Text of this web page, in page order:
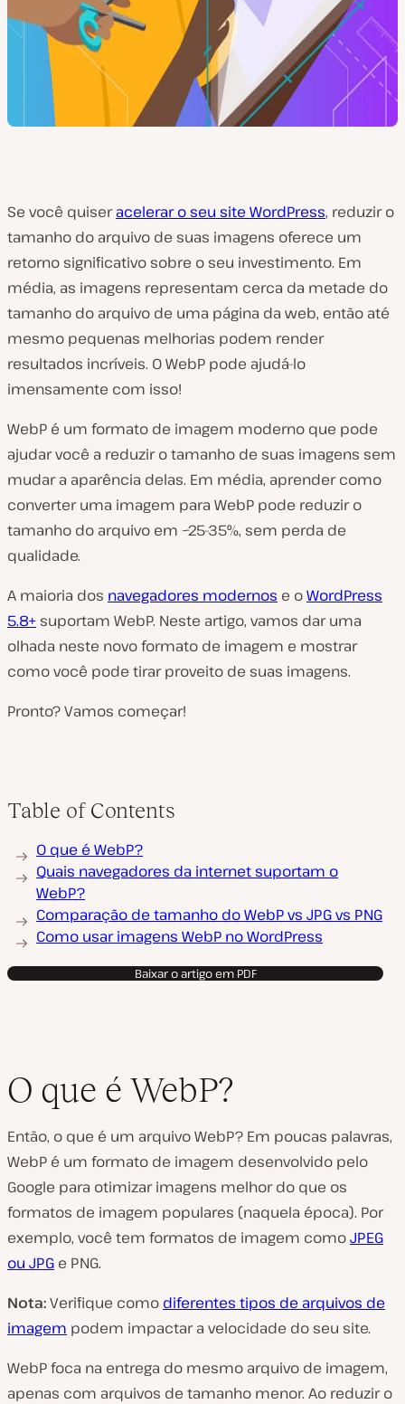
Se você quiseracelerar o seu site WordPress, reduzir o
tamanho do arquivo de suas imagens oferece um
retorno significativo sobre o seu investimento. Em
média, as imagens representam cerca da metade do
tamanho do arquivo de uma página da web, então até
mesmo pequenas melhorias podem render
resultados incríveis. O WebP pode ajudá-lo
imensamente com isso!
WebP é um formato de imagem moderno que pode
ajudar você a reduzir o tamanho de suas imagens sem
mudar a aparência delas. Em média, aprender como
converter uma imagem para WebP pode reduzir o
tamanho do arquivo em ~25-35%, sem perda de
qualidade.
A maioria dos navegadores modernos e oWordPress
5.8+ suportam WebP. Neste artigo, vamos dar uma
olhada neste novo formato de imagem e mostrar
como você pode tirar proveito de suas imagens.
Pronto? Vamos começar!
Table of Contents
O que é WebP?
Quais navegadores da internet suportam o
WebP?
Comparação de tamanho do WebP vs JPG vs PNG
Como usar imagens WebP no WordPress
Baixar o artigo em PDF
O que é WebP?
Então, o que é um arquivo WebP? Em poucas palavras,
WebP é um formato de imagem desenvolvido pelo
Google para otimizar imagens melhor do que os
formatos de imagem populares (naquela época). Por
exemplo, você tem formatos de imagem comoJPEG
ou JPG e PNG.
Nota:Verifique como diferentes tipos de arquivos de
imagem podem impactar a velocidade do seu site.
WebP foca na entrega do mesmo arquivo de imagem,
apenas com arquivos de tamanho menor. Ao reduzir o